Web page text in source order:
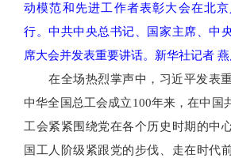
动模范和先进工作者表彰大会在北
行。中共中央总书记、国家主席、中
席大会并发表重要讲话。新华社记者
在全场热烈掌声中，习近平发表重
中华全国总工会成立100年来，在中国
工会紧紧围绕党在各个历史时期的中
国工人阶级紧跟党的步伐、走在时代